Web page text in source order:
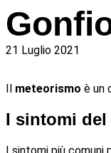
21 Luglio 2021
Il meteorismo è un
I sintomi del